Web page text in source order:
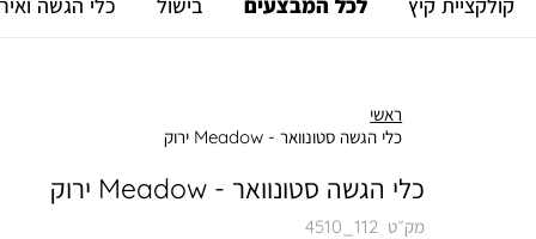
קולקציית קיץ לכל המבצעים בישול כלי הגשה
ראשי
כלי הגשה סטונוואר - Meadow ירוק
כלי הגשה סטונוואר - Meadow ירוק
מק״ט 4510_112